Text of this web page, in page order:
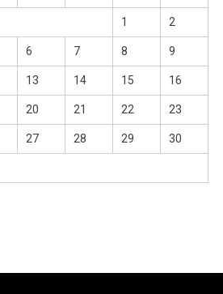
1 2
6 7 8 9
13 14 15 16
20 21 22 23
27 28 29 30